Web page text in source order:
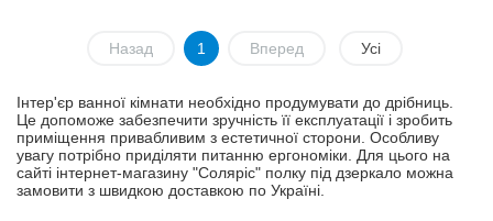
Назад 1 Вперед Усі
Інтер'єр ванної кімнати необхідно продумувати до дрібниць.
Це допоможе забезпечити зручність її експлуатації і зробить
приміщення привабливим з естетичної сторони. Особливу
увагу потрібно приділяти питанню ергономіки. Для цього на
сайті інтернет-магазину "Соляріс" полку під дзеркало можна
замовити з швидкою доставкою по Україні.